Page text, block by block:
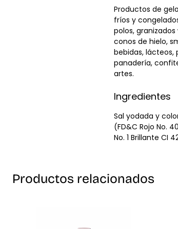
Productos de
fríos y
polos,
conos de hielo,
bebidas, lácteos,
panadería,
artes.
Ingredientes
Sal yodada y
(FD&C Rojo No.
No. 1 Brillante CI
Productos relacionados